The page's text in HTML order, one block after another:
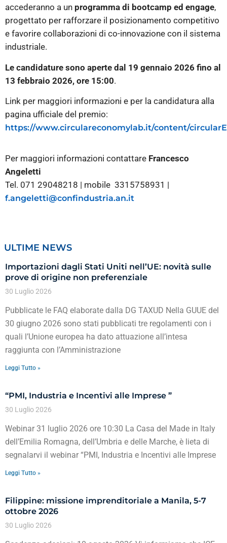
accederanno a un programma di bootcamp ed engage,
progettato per rafforzare il posizionamento competitivo
e favorire collaborazioni di co-innovazione con il sistema
industriale.
Le candidature sono aperte dal 19 gennaio 2026 fino al
13 febbraio 2026, ore 15:00.
Link per maggiori informazioni e per la candidatura alla
pagina ufficiale del premio:
https://www.circulareconomylab.it/content/
Per maggiori informazioni contattare Francesco
Angeletti
Tel. 071 29048218 | mobile 3315758931 |
f.angeletti@confindustria.an.it
ULTIME NEWS
Importazioni dagli Stati Uniti nell’UE: novità sulle
prove di origine non preferenziale
30 Luglio 2026
Pubblicate le FAQ elaborate dalla DG TAXUD Nella GUUE del
30 giugno 2026 sono stati pubblicati tre regolamenti con i
quali l’Unione europea ha dato attuazione all’intesa
raggiunta con l’Amministrazione
Leggi Tutto »
“PMI, Industria e Incentivi alle Imprese ”
30 Luglio 2026
Webinar 31 luglio 2026 ore 10:30 La Casa del Made in Italy
dell’Emilia Romagna, dell’Umbria e delle Marche, è lieta di
segnalarvi il webinar “PMI, Industria e Incentivi alle Imprese
Leggi Tutto »
Filippine: missione imprenditoriale a Manila, 5-7
ottobre 2026
30 Luglio 2026